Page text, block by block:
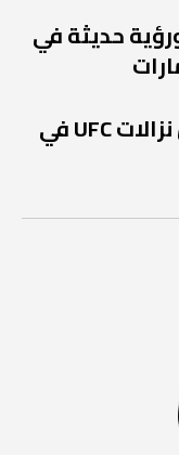
حديثة في
أنكالايف وغوسكوف يتصدران نزالات UFC في